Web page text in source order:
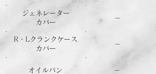
ジェネレーター
カバー
－
R・Lクランクケース
カバー
－
オイルパン －